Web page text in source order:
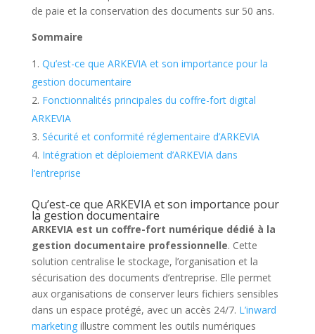
de paie et la conservation des documents sur 50 ans.
Sommaire
Qu’est-ce que ARKEVIA et son importance pour la
gestion documentaire
Fonctionnalités principales du coffre-fort digital
ARKEVIA
Sécurité et conformité réglementaire d’ARKEVIA
Intégration et déploiement d’ARKEVIA dans
l’entreprise
Qu’est-ce que ARKEVIA et son importance pour
la gestion documentaire
ARKEVIA est un coffre-fort numérique dédié à la
gestion documentaire professionnelle. Cette
solution centralise le stockage, l’organisation et la
sécurisation des documents d’entreprise. Elle permet
aux organisations de conserver leurs fichiers sensibles
dans un espace protégé, avec un accès 24/7. L’inward
marketingillustre comment les outils numériques